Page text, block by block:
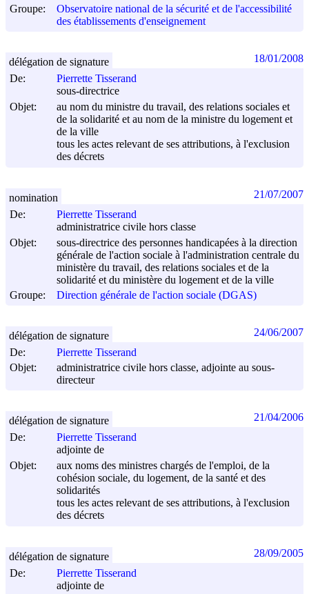
Groupe:
Observatoire national de la sécurité et de l'accessibilité
des établissements d'enseignement
De:
Pierrette Tisserand
sous-directrice
Objet:
au nom du ministre du travail, des relations sociales et
de la solidarité et au nom de la ministre du logement et
de la ville
tous les actes relevant de ses attributions, à l'exclusion
des décrets
délégation de signature 18/01/2008
De:
Pierrette Tisserand
administratrice civile hors classe
Objet:
sous-directrice des personnes handicapées à la direction
générale de l'action sociale à l'administration centrale du
ministère du travail, des relations sociales et de la
solidarité et du ministère du logement et de la ville
Groupe:
Direction générale de l'action sociale (DGAS)
nomination 21/07/2007
De:
Pierrette Tisserand
Objet:
administratrice civile hors classe, adjointe au sous-
directeur
délégation de signature 24/06/2007
De:
Pierrette Tisserand
adjointe de
Objet:
aux noms des ministres chargés de l'emploi, de la
cohésion sociale, du logement, de la santé et des
solidarités
tous les actes relevant de ses attributions, à l'exclusion
des décrets
délégation de signature 21/04/2006
De:
Pierrette Tisserand
adjointe de
délégation de signature 28/09/2005